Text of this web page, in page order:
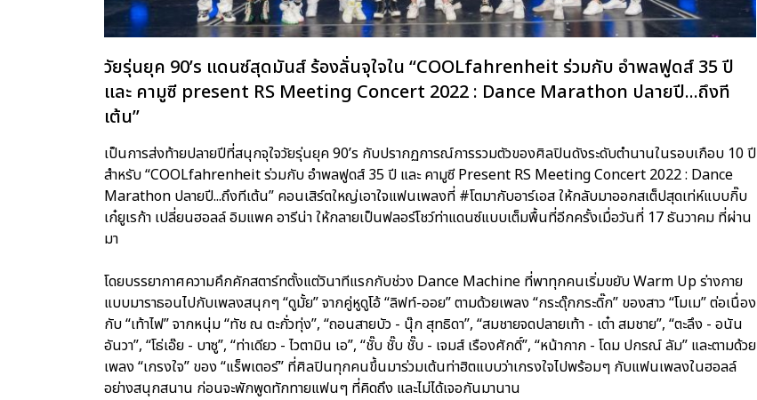
วัยรุ่นยุค 90’s แดนซ์สุดมันส์ ร้องลั่นจุใจใน “COOLfahrenheit ร่วมกับ อำพลฟูดส์ 35 ปี
และ คามูซี present RS Meeting Concert 2022 : Dance Marathon ปลายปี...ถึงที
เต้น”
เป็นการส่งท้ายปลายปีที่สนุกจุใจวัยรุ่นยุค 90’s กับปรากฏการณ์การรวมตัวของศิลปินดังระดับตำนานในรอบเกือบ 10 ปี
สำหรับ “COOLfahrenheit ร่วมกับ อำพลฟูดส์ 35 ปี และ คามูซี Present RS Meeting Concert 2022 : Dance
Marathon ปลายปี...ถึงทีเต้น” คอนเสิร์ตใหญ่เอาใจแฟนเพลงที่ #โตมากับอาร์เอส ให้กลับมาออกสเต็ปสุดเท่ห์แบบกิ๊บ
เก๋ยูเรก้า เปลี่ยนฮอลล์ อิมแพค อารีน่า ให้กลายเป็นฟลอร์โชว์ท่าแดนซ์แบบเต็มพื้นที่อีกครั้งเมื่อวันที่ 17 ธันวาคม ที่ผ่าน
มา
โดยบรรยากาศความคึกคักสตาร์ทตั้งแต่วินาทีแรกกับช่วง Dance Machine ที่พาทุกคนเริ่มขยับ Warm Up ร่างกาย
แบบมาราธอนไปกับเพลงสนุกๆ “ดูมั้ย” จากคู่หูดูโอ้ “ลิฟท์-ออย” ตามด้วยเพลง “กระดุ๊กกระดิ๊ก” ของสาว “โมเม” ต่อเนื่อง
กับ “เท้าไฟ” จากหนุ่ม “ทัช ณ ตะกั่วทุ่ง”, “ถอนสายบัว - นุ๊ก สุทธิดา”, “สมชายจดปลายเท้า - เต๋า สมชาย”, “ตะลึง - อนัน
อันวา”, “โธ่เอ๊ย - บาซู”, “ท่าเดียว - ไวตามิน เอ”, “ชั๊บ ชั๊บ ชั๊บ - เจมส์ เรืองศักดิ์”, “หน้ากาก - โดม ปกรณ์ ลัม” และตามด้วย
เพลง “เกรงใจ” ของ “แร็พเตอร์” ที่ศิลปินทุกคนขึ้นมาร่วมเต้นท่าฮิตแบบว่าเกรงใจไปพร้อมๆ กับแฟนเพลงในฮอลล์
อย่างสนุกสนาน ก่อนจะพักพูดทักทายแฟนๆ ที่คิดถึง และไม่ได้เจอกันมานาน